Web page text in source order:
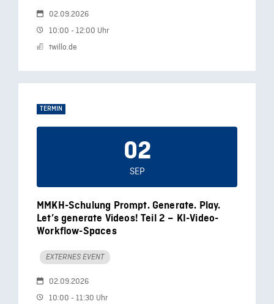
02.09.2026
10:00 - 12:00 Uhr
twillo.de
TERMIN
MMKH-Schulung Prompt. Generate. Play.
Let’s generate Videos! Teil 2 – KI-Video-
Workflow-Spaces
EXTERNES EVENT
02.09.2026
10:00 - 11:30 Uhr
02
SEP